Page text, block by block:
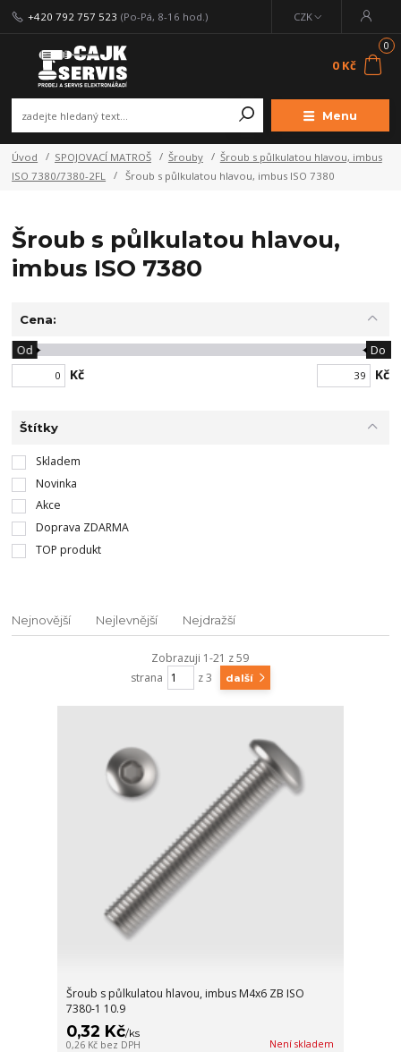
Menu
CZK
+420 792 757 523 (Po-Pá, 8-16 hod.)
0
0 Kč
Úvod SPOJOVACÍ MATROŠ Šrouby
Šroub s půlkulatou hlavou, imbus
ISO 7380/7380-2FL
Šroub s půlkulatou hlavou, imbus ISO 7380
Šroub s půlkulatou hlavou,
imbus ISO 7380
Cena:
Kč
Od Do
Kč
Štítky
Skladem
Novinka
Akce
Doprava ZDARMA
TOP produkt
Nejnovější Nejlevnější Nejdražší
Zobrazuji 1-21 z 59
strana
z 3 další
Šroub s půlkulatou hlavou, imbus M4x6 ZB ISO
7380-1 10.9
0,32 Kč/ks
0,26 Kč bez DPH Není skladem